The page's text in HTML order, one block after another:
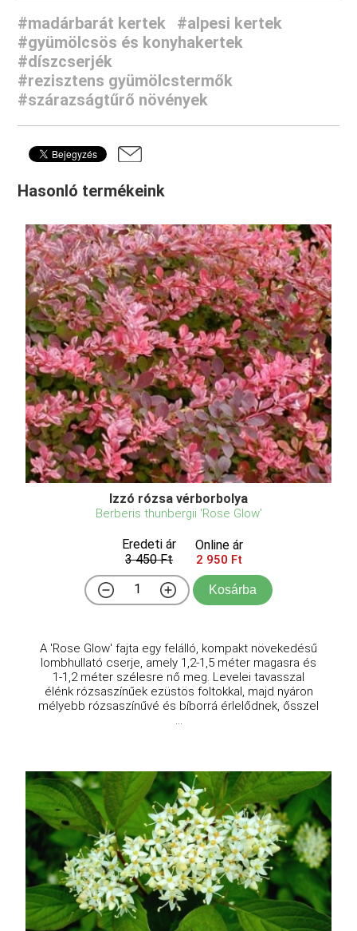
#madárbarát kertek
#alpesi kertek
#gyümölcsös és konyhakertek
#díszcserjék
#rezisztens gyümölcstermők
#szárazságtűrő növények
Hasonló termékeink
Izzó rózsa vérborbolya
Berberis thunbergii 'Rose Glow'
Eredeti ár
3 450 Ft
Online ár
2 950 Ft
Kosárba
A 'Rose Glow' fajta egy felálló, kompakt növekedésű
lombhullató cserje, amely 1,2-1,5 méter magasra és
1-1,2 méter szélesre nő meg. Levelei tavasszal
élénk rózsaszínűek ezüstös foltokkal, majd nyáron
mélyebb rózsaszínűvé és bíborrá érlelődnek, ősszel
...